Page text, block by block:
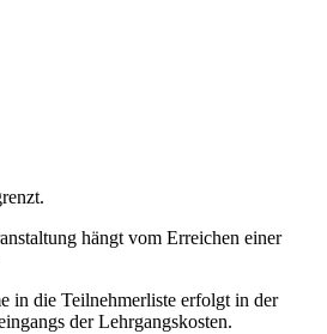
hängt vom Erreichen einer
in die Teilnehmerliste erfolgt in der
der Lehrgangskosten.